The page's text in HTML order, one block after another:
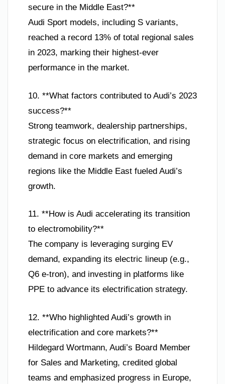
secure in the Middle East?**
Audi Sport models, including S variants,
reached a record 13% of total regional sales
in 2023, marking their highest-ever
performance in the market.
10. **What factors contributed to Audi’s 2023
success?**
Strong teamwork, dealership partnerships,
strategic focus on electrification, and rising
demand in core markets and emerging
regions like the Middle East fueled Audi’s
growth.
11. **How is Audi accelerating its transition
to electromobility?**
The company is leveraging surging EV
demand, expanding its electric lineup (e.g.,
Q6 e-tron), and investing in platforms like
PPE to advance its electrification strategy.
12. **Who highlighted Audi’s growth in
electrification and core markets?**
Hildegard Wortmann, Audi’s Board Member
for Sales and Marketing, credited global
teams and emphasized progress in Europe,